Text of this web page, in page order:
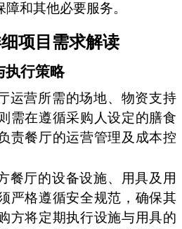
和其他必要服务。
项目需求解读
执行策略
运营所需的场地、物资支持
需在遵循采购人设定的膳食
责餐厅的运营管理及成本控
餐厅的设备设施、用具及用
严格遵循安全规范，确保其
方将定期执行设施与用具的